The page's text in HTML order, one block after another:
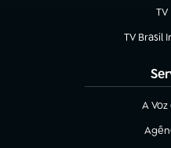
TV
TV Brasil
(abre em
A
(abre
(abre